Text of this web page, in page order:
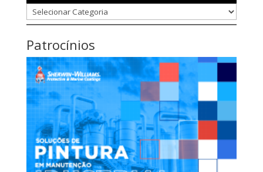
Categorias
Patrocínios